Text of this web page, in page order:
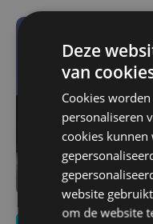
Nieuws za 1
Deze
van
Cookies
personaliseren
cookies
website
om de website